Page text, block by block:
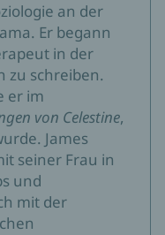
an der
Er begann
in der
zu schreiben.
er im
von Celestine,
James
seiner Frau in
und
mit der